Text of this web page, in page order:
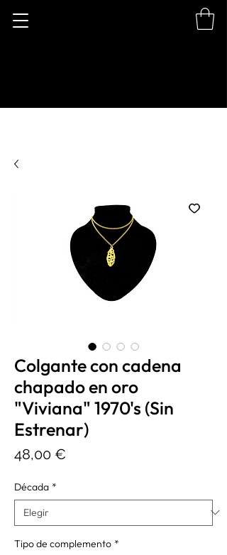
Colgante con cadena
chapado en oro
"Viviana" 1970's (Sin
Estrenar)
48,00 €
Década *
Tipo de complemento *